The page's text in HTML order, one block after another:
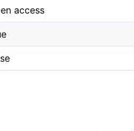
access